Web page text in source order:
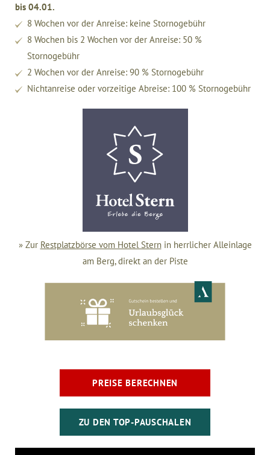
bis 04.01.
8 Wochen vor der Anreise: keine Stornogebühr
8 Wochen bis 2 Wochen vor der Anreise: 50 %
Stornogebühr
2 Wochen vor der Anreise: 90 % Stornogebühr
Nichtanreise oder vorzeitige Abreise: 100 % Stornogebühr
» Zur Restplatzbörse vom Hotel Sternin herrlicher Alleinlage
am Berg, direkt an der Piste
PREISE BERECHNEN
ZU DEN TOP-PAUSCHALEN